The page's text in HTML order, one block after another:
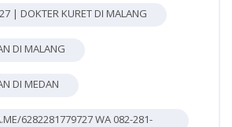
| DOKTER KURET DI MALANG
DI MALANG
DI MEDAN
6282281779727 WA 082-281-